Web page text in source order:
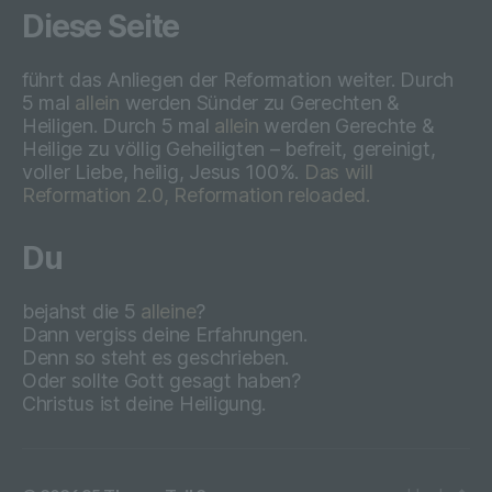
Diese Seite
führt das Anliegen der Reformation weiter. Durch
5 mal allein werden Sünder zu Gerechten &
Heiligen. Durch 5 mal allein werden Gerechte &
Heilige zu völlig Geheiligten – befreit, gereinigt,
voller Liebe, heilig, Jesus 100%. Das will
Reformation 2.0, Reformation reloaded.
Du
bejahst die 5 alleine?
Dann vergiss deine Erfahrungen.
Denn so steht es geschrieben.
Oder sollte Gott gesagt haben?
Christus ist deine Heiligung.
Uhrzeit eines Zugriffs auf die Internetseite, (6)
(7) der Internet-Service-Provider des
zugreifenden Systems und (8) sonstige
ähnliche Daten und Informationen, die der
Gefahrenabwehr im Falle von Angriffen auf
unsere informationstechnologischen Systeme
dienen.
die betroffene Person. Diese Informationen werden
Internetseite korrekt auszuliefern, (2) die Inhalte
unserer Internetseite sowie die Werbung für diese zu
optimieren, (3) die dauerhafte Funktionsfähigkeit
unserer informationstechnologischen Systeme und
der Technik unserer Internetseite zu gewährleisten
anonym erhobenen Daten und Informationen